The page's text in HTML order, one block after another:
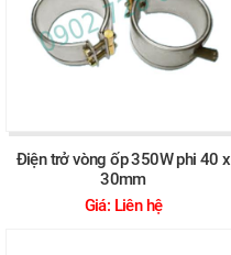
Điện trở vòng ốp 350W phi 40 x
30mm
Giá: Liên hệ